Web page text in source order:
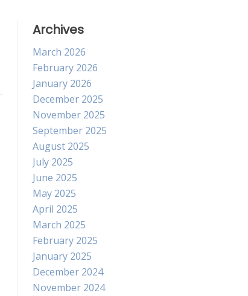
Archives
March 2026
February 2026
January 2026
December 2025
November 2025
September 2025
August 2025
July 2025
June 2025
May 2025
April 2025
March 2025
February 2025
January 2025
December 2024
November 2024